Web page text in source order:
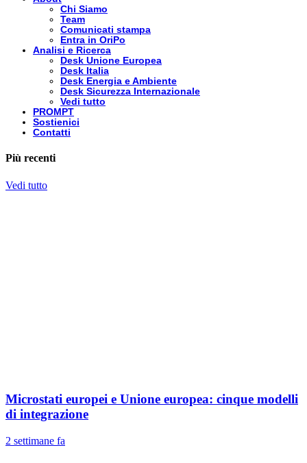
Chi Siamo
Team
Comunicati stampa
Entra in OriPo
Analisi e Ricerca
Desk Unione Europea
Desk Italia
Desk Energia e Ambiente
Desk Sicurezza Internazionale
Vedi tutto
PROMPT
Sostienici
Contatti
Più recenti
Vedi tutto
Microstati europei e Unione europea: cinque modelli
di integrazione
2 settimane fa